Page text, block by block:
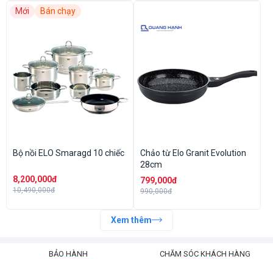
Mới Bán chạy
Bộ nồi ELO Smaragd 10 chiếc
8,200,000đ
10,490,000đ
Chảo từ Elo Granit Evolution
28cm
799,000đ
990,000đ
Xem thêm
BẢO HÀNH CHĂM SÓC KHÁCH HÀNG